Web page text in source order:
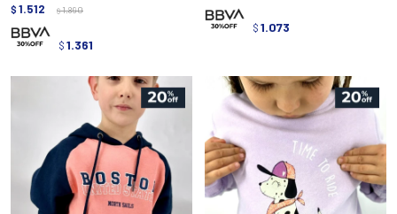
$ 1.512 $ 1.890
$ 1.361
$ 1.073